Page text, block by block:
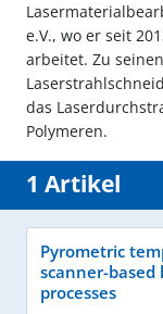
e.V., wo er seit
arbeitet. Zu
das
Polymeren.
1 Artikel
Pyrometric
scanner-based
processes